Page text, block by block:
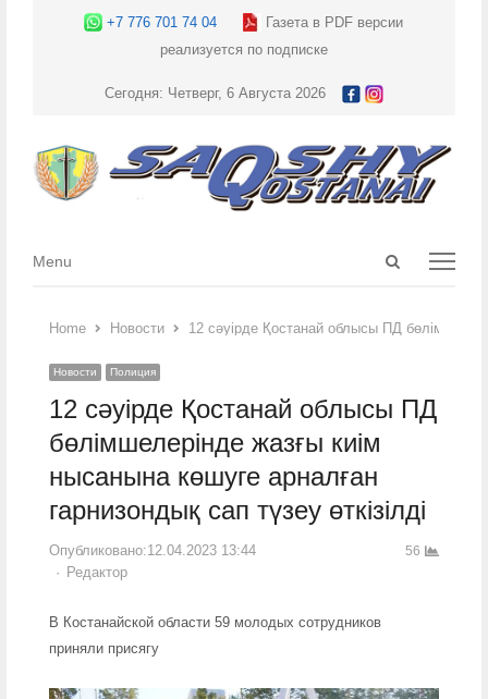
+7 776 701 74 04
Газета в PDF версии
реализуется по подписке
Сегодня: Четверг, 6 Августа 2026
Open
Menu
Menu
Home Новости 12 сәуірде Қостанай облысы ПД
Новости Полиция
12 сәуірде Қостанай облысы ПД
бөлімшелерінде жазғы киім
нысанына көшуге арналған
гарнизондық сап түзеу өткізілді
Опубликовано:12.04.2023 13:44
Author
Редактор
56
В Костанайской области 59 молодых сотрудников
приняли присягу